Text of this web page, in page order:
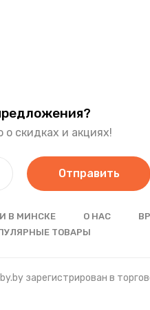
скидках и акциях!
Отправить
В МИНСКЕ О НАС
ТОВАРЫ
зарегистрирован в